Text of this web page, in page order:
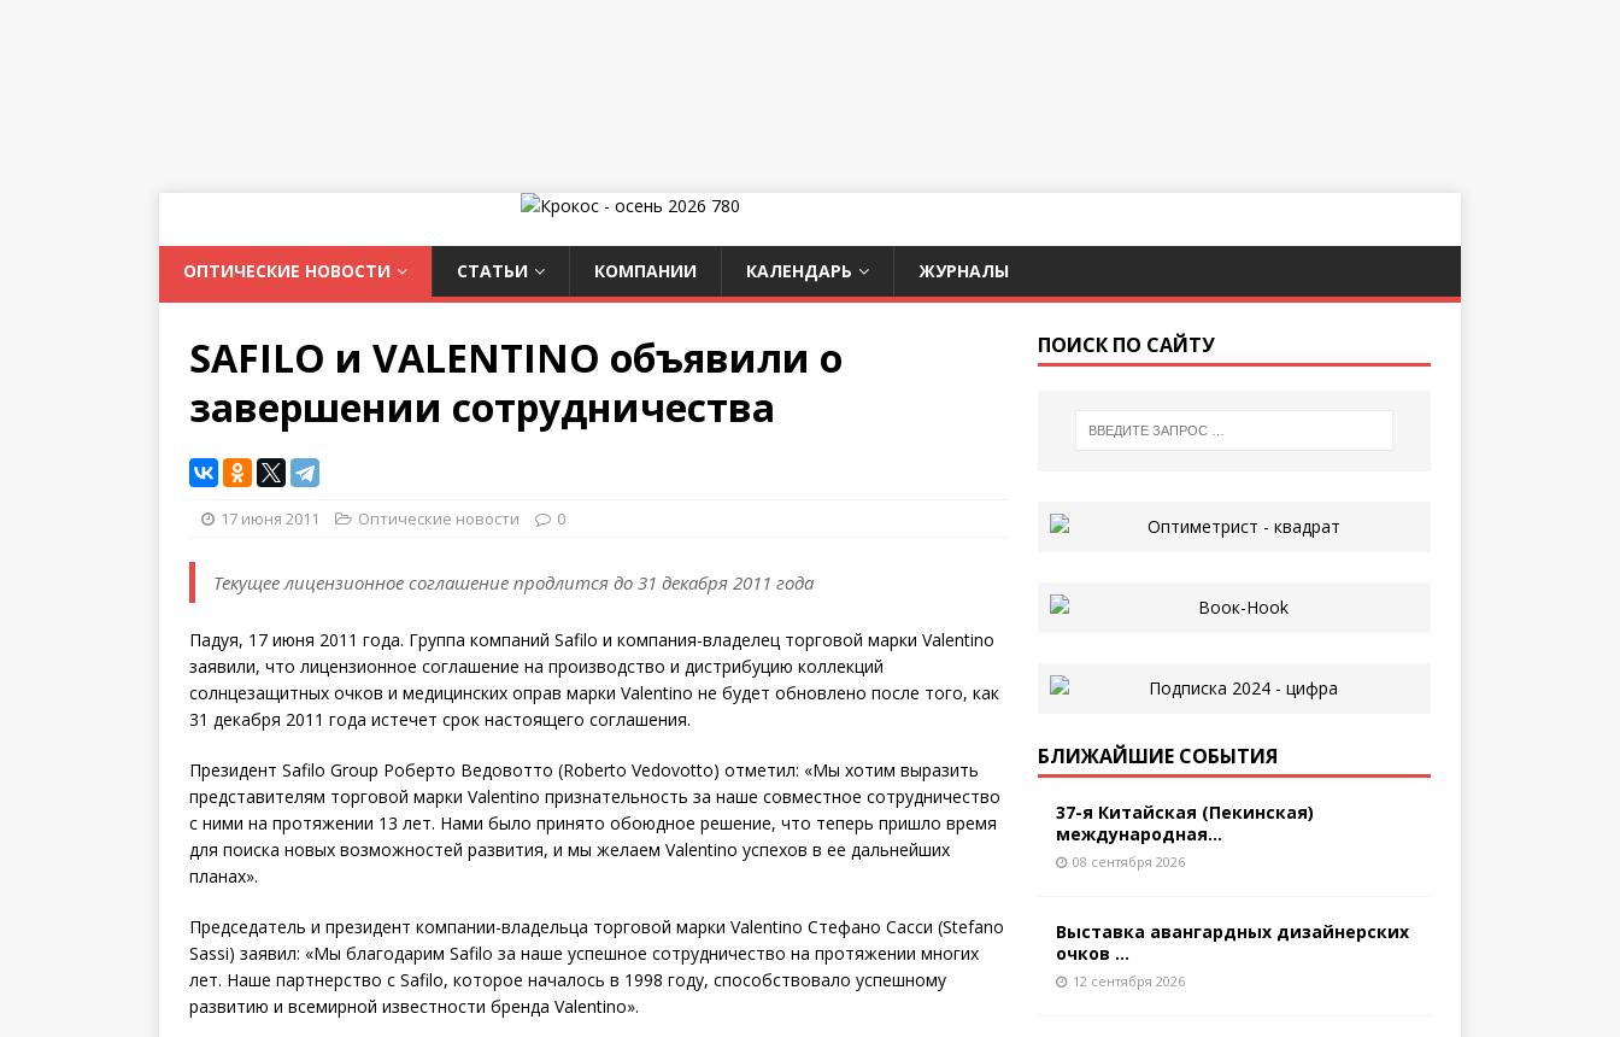
ОПТИЧЕСКИЕ НОВОСТИ СТАТЬИ КОМПАНИИ КАЛЕНДАРЬ ЖУРНАЛЫ
SAFILO и VALENTINO объявили о
завершении сотрудничества
17 июня 2011 Оптические новости 0
Текущее лицензионное соглашение продлится до 31 декабря 2011 года
Падуя, 17 июня 2011 года. Группа компаний Safilo и компания-владелец торговой марки Valentino
заявили, что лицензионное соглашение на производство и дистрибуцию коллекций
солнцезащитных очков и медицинских оправ марки Valentino не будет обновлено после того, как
31 декабря 2011 года истечет срок настоящего соглашения.
Президент Safilo Group Роберто Ведовотто (Roberto Vedovotto) отметил: «Мы хотим выразить
представителям торговой марки Valentino признательность за наше совместное сотрудничество
с ними на протяжении 13 лет. Нами было принято обоюдное решение, что теперь пришло время
для поиска новых возможностей развития, и мы желаем Valentino успехов в ее дальнейших
планах».
Председатель и президент компании-владельца торговой марки Valentino Стефано Сасси (Stefano
Sassi) заявил: «Мы благодарим Safilo за наше успешное сотрудничество на протяжении многих
лет. Наше партнерство с Safilo, которое началось в 1998 году, способствовало успешному
развитию и всемирной известности бренда Valentino».
ПОИСК ПО САЙТУ
БЛИЖАЙШИЕ СОБЫТИЯ
37-я Китайская (Пекинская)
международная...
08 сентября 2026
Выставка авангардных дизайнерских
очков ...
12 сентября 2026